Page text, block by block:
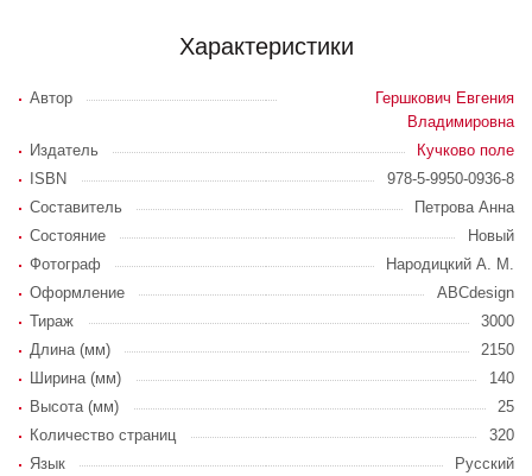
Характеристики
Автор
Гершкович Евгения
Владимировна
Издатель
Кучково поле
ISBN
978-5-9950-0936-8
Составитель
Петрова Анна
Состояние
Новый
Фотограф
Народицкий А. М.
Оформление
ABCdesign
Тираж
3000
Длина (мм)
2150
Ширина (мм)
140
Высота (мм)
25
Количество страниц
320
Язык
Русский